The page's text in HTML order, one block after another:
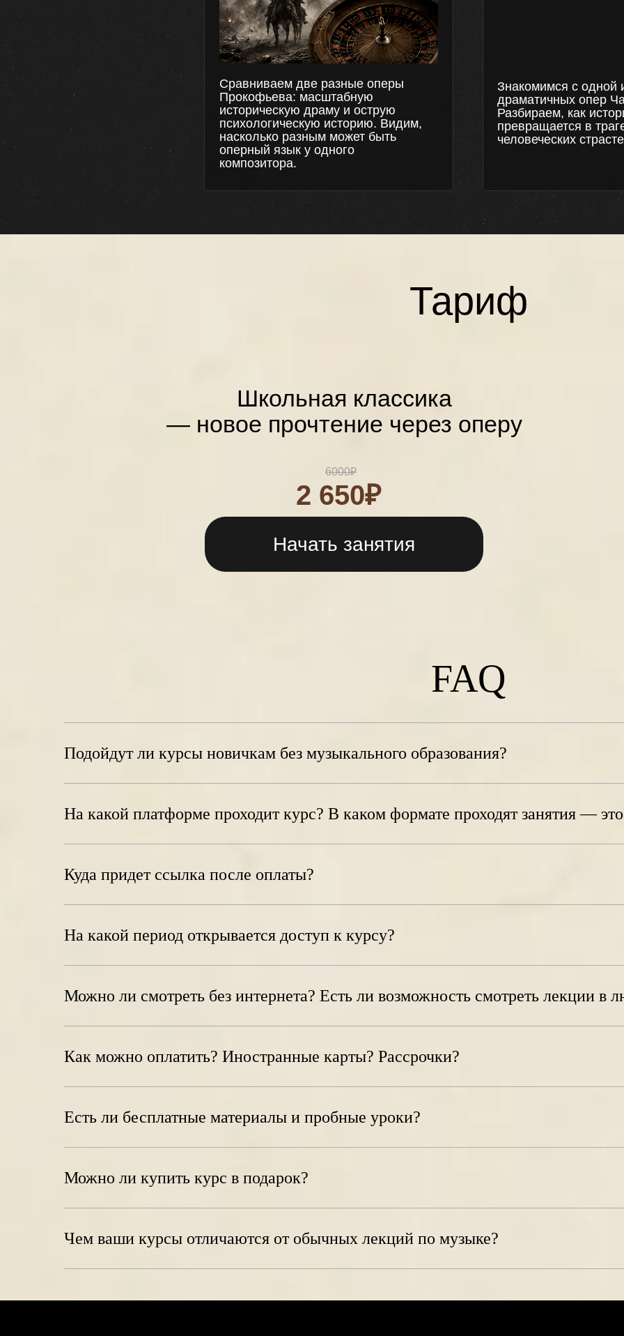
Сравниваем две разные оперы
Прокофьева: масштабную
историческую драму и острую
психологическую историю. Видим,
насколько разным может быть
оперный язык у одного
композитора.
Знакомимся с одной
драматичных опер
Разбираем, как
превращается в
человеческих
Тариф
Школьная классика
— новое прочтение через оперу
Начать занятия
6000₽
2 650₽
FAQ
Подойдут ли курсы новичкам без музыкального образования?
На какой платформе проходит курс? В каком формате проходят занятия —
Куда придет ссылка после оплаты?
На какой период открывается доступ к курсу?
Можно ли смотреть без интернета? Есть ли возможность смотреть лекции в
Как можно оплатить? Иностранные карты? Рассрочки?
Есть ли бесплатные материалы и пробные уроки?
Можно ли купить курс в подарок?
Чем ваши курсы отличаются от обычных лекций по музыке?